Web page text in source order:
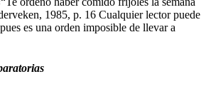
1985, p. 16 Cualquier lector puede
es una orden imposible de llevar a